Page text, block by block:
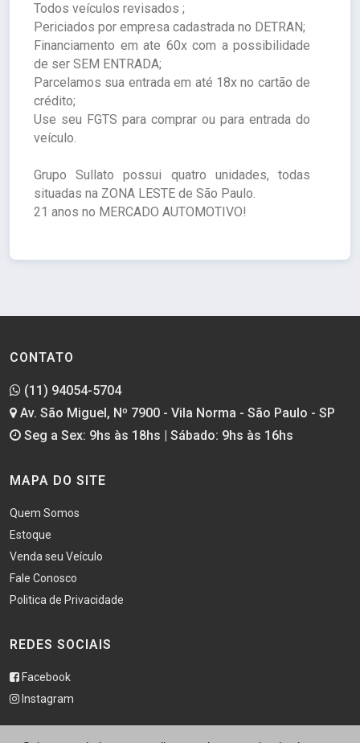
Todos veículos revisados ;
Periciados por empresa cadastrada no DETRAN;
Financiamento em ate 60x com a possibilidade
de ser SEM ENTRADA;
Parcelamos sua entrada em até 18x no cartão de
crédito;
Use seu FGTS para comprar ou para entrada do
veículo.
Grupo Sullato possui quatro unidades, todas
situadas na ZONA LESTE de São Paulo.
21 anos no MERCADO AUTOMOTIVO!
CONTATO
(11) 94054-5704
Av. São Miguel, Nº 7900 - Vila Norma - São Paulo - SP
Seg a Sex: 9hs às 18hs | Sábado: 9hs às 16hs
MAPA DO SITE
Quem Somos
Estoque
Venda seu Veículo
Fale Conosco
Politica de Privacidade
REDES SOCIAIS
Facebook
Instagram